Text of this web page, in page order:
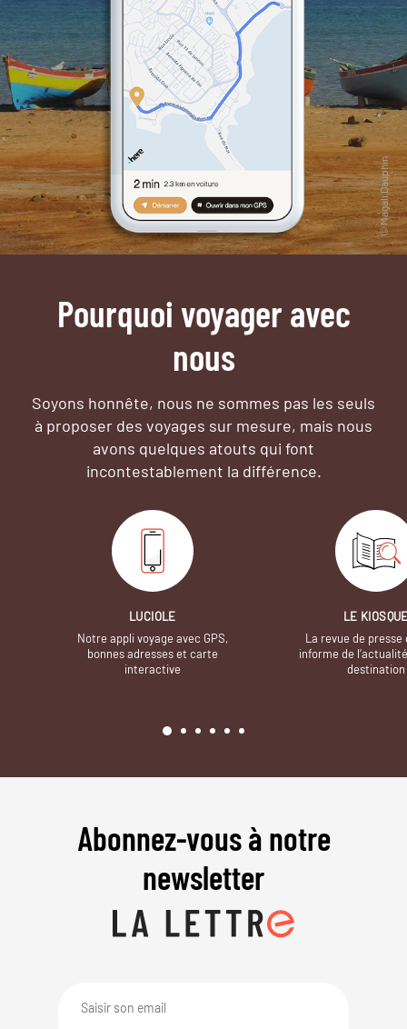
Pourquoi voyager avec
nous
Soyons honnête, nous ne sommes pas les seuls
à proposer des voyages sur mesure, mais nous
avons quelques atouts qui font
incontestablement la différence.
LUCIOLE
Notre appli voyage avec GPS,
bonnes adresses et carte
interactive
LE
La revue de presse
informe de
destination
Abonnez-vous à notre
newsletter